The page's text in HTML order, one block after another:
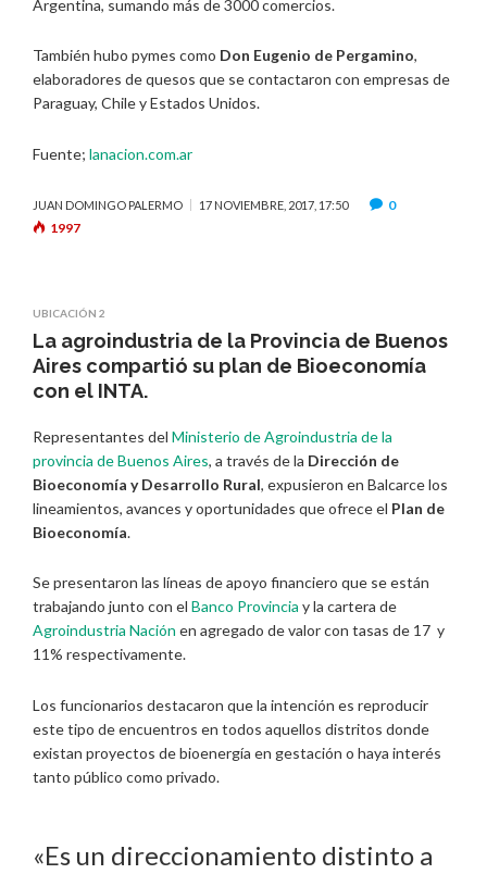
Argentina, sumando más de 3000 comercios.
También hubo pymes como Don Eugenio de Pergamino,
elaboradores de quesos que se contactaron con empresas de
Paraguay, Chile y Estados Unidos.
Fuente; lanacion.com.ar
JUAN DOMINGO PALERMO 17 NOVIEMBRE, 2017, 17:50
0
1997
UBICACIÓN 2
La agroindustria de la Provincia de Buenos
Aires compartió su plan de Bioeconomía
con el INTA.
Representantes del Ministerio de Agroindustria de la
provincia de Buenos Aires, a través de la Dirección de
Bioeconomía y Desarrollo Rural, expusieron en Balcarce los
lineamientos, avances y oportunidades que ofrece el Plan de
Bioeconomía.
Se presentaron las líneas de apoyo financiero que se están
trabajando junto con el Banco Provincia y la cartera de
Agroindustria Nación en agregado de valor con tasas de 17 y
11% respectivamente.
Los funcionarios destacaron que la intención es reproducir
este tipo de encuentros en todos aquellos distritos donde
existan proyectos de bioenergía en gestación o haya interés
tanto público como privado.
«Es un direccionamiento distinto a